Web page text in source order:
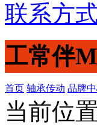
联系方
工常伴
首页 轴承传动 品牌
当前位